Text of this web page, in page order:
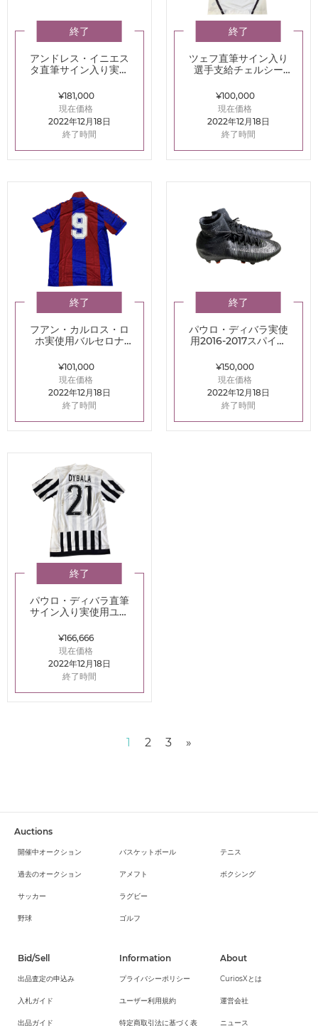
終了
アンドレス・イニエス
タ直筆サイン入り実使
キ CTR360）
¥181,000
現在価格
2022年12月18日
終了時間
終了
ツェフ直筆サイン入り
選手支給チェルシー
ーム
¥100,000
現在価格
2022年12月18日
終了時間
終了
フアン・カルロス・ロ
ホ実使用バルセロナ
フォーム
¥101,000
現在価格
2022年12月18日
終了時間
終了
パウロ・ディバラ実使
用2016-2017スパイク
スーパーフライV)
¥150,000
現在価格
2022年12月18日
終了時間
終了
パウロ・ディバラ直筆
サイン入り実使用ユベ
ユニフォーム
¥166,666
現在価格
2022年12月18日
終了時間
1 2 3 »
Auctions
開催中オークション
過去のオークション
サッカー
野球
バスケットボール
アメフト
ラグビー
ゴルフ
テニス
ボクシング
Bid/Sell
出品査定の申込み
入札ガイド
出品ガイド
Information
プライバシーポリシー
ユーザー利用規約
特定商取引法に基づく表
About
CuriosXとは
運営会社
ニュース